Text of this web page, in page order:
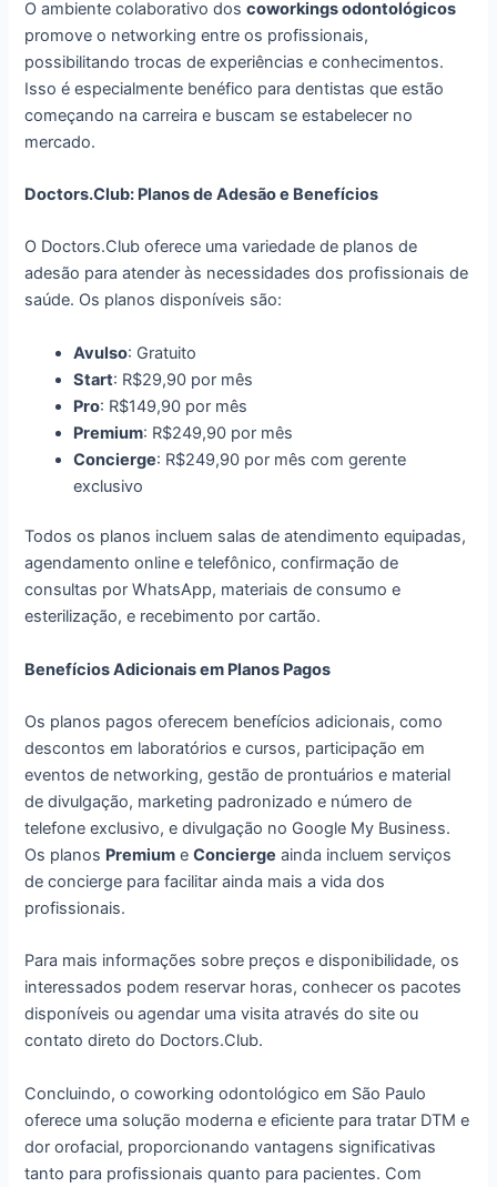
O ambiente colaborativo doscoworkings odontológicos
promove o networking entre os profissionais,
possibilitando trocas de experiências e conhecimentos.
Isso é especialmente benéfico para dentistas que estão
começando na carreira e buscam se estabelecer no
mercado.
Doctors.Club: Planos de Adesão e Benefícios
O Doctors.Club oferece uma variedade de planos de
adesão para atender às necessidades dos profissionais de
saúde. Os planos disponíveis são:
Avulso: Gratuito
Start: R$29,90 por mês
Pro: R$149,90 por mês
Premium: R$249,90 por mês
Concierge: R$249,90 por mês com gerente
exclusivo
Todos os planos incluem salas de atendimento equipadas,
agendamento online e telefônico, confirmação de
consultas por WhatsApp, materiais de consumo e
esterilização, e recebimento por cartão.
Benefícios Adicionais em Planos Pagos
Os planos pagos oferecem benefícios adicionais, como
descontos em laboratórios e cursos, participação em
eventos de networking, gestão de prontuários e material
de divulgação, marketing padronizado e número de
telefone exclusivo, e divulgação no Google My Business.
Os planos Premium eConcierge ainda incluem serviços
de concierge para facilitar ainda mais a vida dos
profissionais.
Para mais informações sobre preços e disponibilidade, os
interessados podem reservar horas, conhecer os pacotes
disponíveis ou agendar uma visita através do site ou
contato direto do Doctors.Club.
Concluindo, o coworking odontológico em São Paulo
oferece uma solução moderna e eficiente para tratar DTM e
dor orofacial, proporcionando vantagens significativas
tanto para profissionais quanto para pacientes. Com